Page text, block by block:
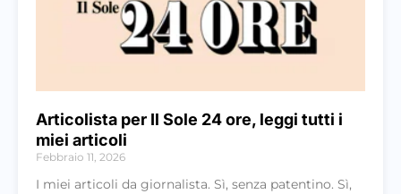
Articolista per Il Sole 24 ore, leggi tutti i
miei articoli
Febbraio 11, 2026
I miei articoli da giornalista. Sì, senza patentino. Sì,